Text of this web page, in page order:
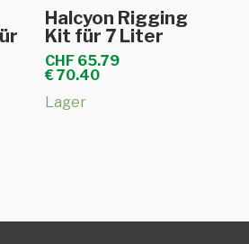
In den Warenkorb
Halcyon Rigging
Kit für 7 Liter
CHF 65.79
€70.40
Lager